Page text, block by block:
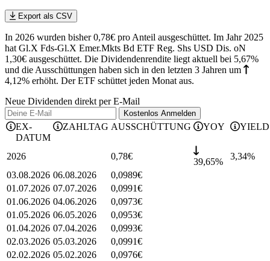
Export als CSV
In 2026 wurden bisher 0,78€ pro Anteil ausgeschüttet. Im Jahr 2025
hat Gl.X Fds-Gl.X Emer.Mkts Bd ETF Reg. Shs USD Dis. oN
1,30€ ausgeschüttet. Die Dividendenrendite liegt aktuell bei 5,67%
und die Ausschüttungen haben sich in den letzten 3 Jahren um
4,12% erhöht. Der ETF schüttet jeden Monat aus.
Neue Dividenden direkt per E-Mail
Kostenlos Anmelden
EX-
DATUM
ZAHLTAG AUSSCHÜTTUNG YOY YIELD
2026 0,78€
39,65%
3,34%
03.08.2026 06.08.2026 0,0989€
01.07.2026 07.07.2026 0,0991€
01.06.2026 04.06.2026 0,0973€
01.05.2026 06.05.2026 0,0953€
01.04.2026 07.04.2026 0,0993€
02.03.2026 05.03.2026 0,0991€
02.02.2026 05.02.2026 0,0976€